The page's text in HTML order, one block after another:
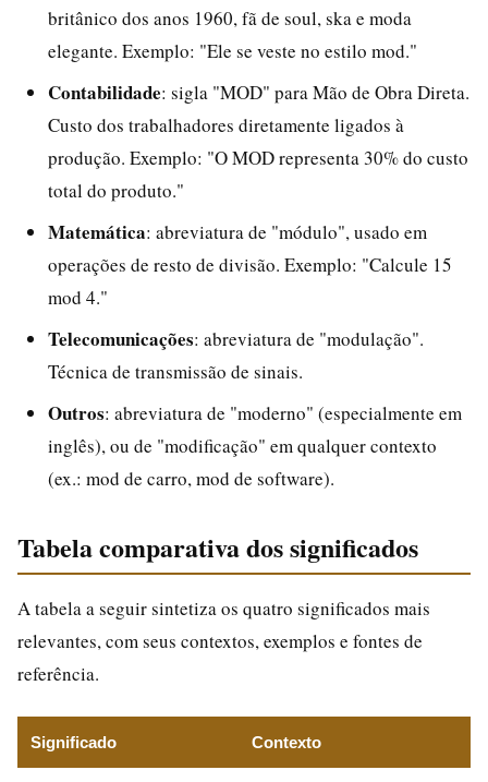
britânico dos anos 1960, fã de soul, ska e moda
elegante. Exemplo: "Ele se veste no estilo mod."
Contabilidade: sigla "MOD" para Mão de Obra Direta.
Custo dos trabalhadores diretamente ligados à
produção. Exemplo: "O MOD representa 30% do custo
total do produto."
Matemática: abreviatura de "módulo", usado em
operações de resto de divisão. Exemplo: "Calcule 15
mod 4."
Telecomunicações: abreviatura de "modulação".
Técnica de transmissão de sinais.
Outros: abreviatura de "moderno" (especialmente em
inglês), ou de "modificação" em qualquer contexto
(ex.: mod de carro, mod de software).
Tabela comparativa dos significados
A tabela a seguir sintetiza os quatro significados mais
relevantes, com seus contextos, exemplos e fontes de
referência.
Significado Contexto